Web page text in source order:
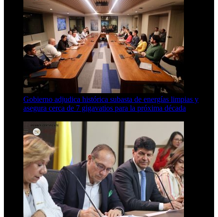
Gobierno adjudica histórica subasta de energías limpias y
asegura cerca de 7 gigavatios para la próxima década